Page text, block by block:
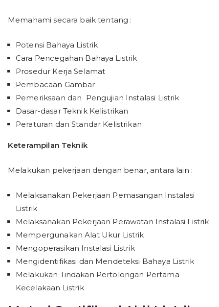
Memahami secara baik tentang :
Potensi Bahaya Listrik
Cara Pencegahan Bahaya Listrik
Prosedur Kerja Selamat
Pembacaan Gambar
Pemeriksaan dan Pengujian Instalasi Listrik
Dasar-dasar Teknik Kelistrikan
Peraturan dan Standar Kelistrikan
Keterampilan Teknik
Melakukan pekerjaan dengan benar, antara lain :
Melaksanakan Pekerjaan Pemasangan Instalasi
Listrik
Melaksanakan Pekerjaan Perawatan Instalasi Listrik
Mempergunakan Alat Ukur Listrik
Mengoperasikan Instalasi Listrik
Mengidentifikasi dan Mendeteksi Bahaya Listrik
Melakukan Tindakan Pertolongan Pertama
Kecelakaan Listrik